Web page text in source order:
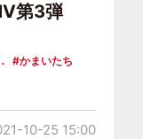
第3弾
かまいたち
10-25 15:00